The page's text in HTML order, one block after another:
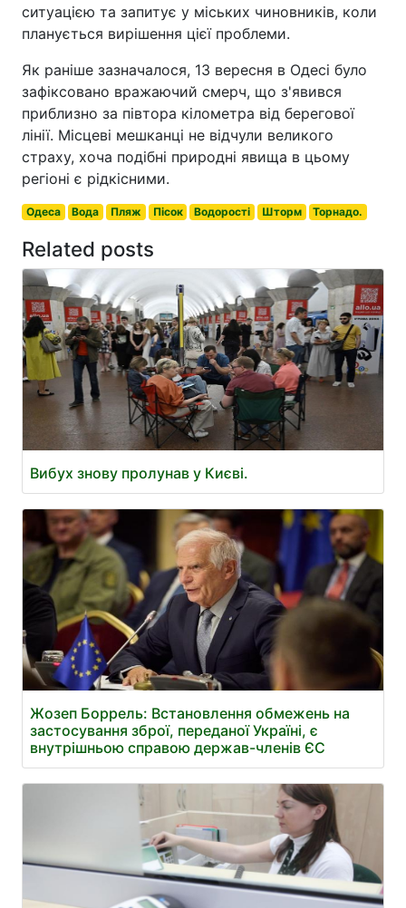
ситуацією та запитує у міських чиновників, коли
планується вирішення цієї проблеми.
Як раніше зазначалося, 13 вересня в Одесі було
зафіксовано вражаючий смерч, що з'явився
приблизно за півтора кілометра від берегової
лінії. Місцеві мешканці не відчули великого
страху, хоча подібні природні явища в цьому
регіоні є рідкісними.
Одеса Вода Пляж Пісок Водорості Шторм Торнадо.
Related posts
Вибух знову пролунав у Києві.
Жозеп Боррель: Встановлення обмежень на
застосування зброї, переданої Україні, є
внутрішньою справою держав-членів ЄС